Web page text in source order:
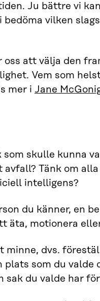
Ju bättre vi
vilken
att välja den
Vem som
mer i Jane
som skulle kunna
Tänk om
intelligens?
du känner, en
äta, motionera
minne, dvs.
plats som du valde
sak du valde har